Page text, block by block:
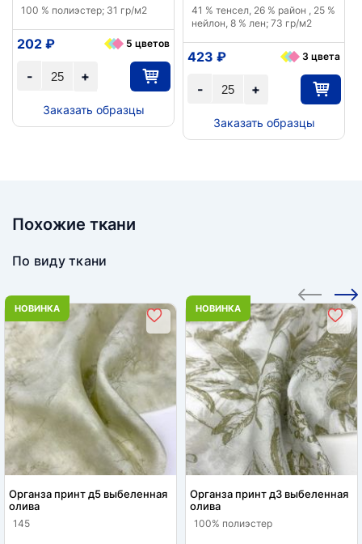
100 % полиэстер; 31 гр/м2
+
-
202 ₽ 5 цветов
Заказать образцы
41 % тенсел, 26 % район , 25 %
нейлон, 8 % лен; 73 гр/м2
+
-
423 ₽ 3 цвета
Заказать образцы
Похожие ткани
По виду ткани
НОВИНКА
Органза принт д5 выбеленная
олива
145
НОВИНКА
Органза принт д3 выбеленная
олива
100% полиэстер